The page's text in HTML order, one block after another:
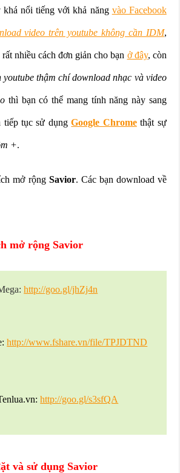
khá nổi tiếng với khả năng vào Facebook
video trên youtube không cần IDM,
nhiều cách đơn giản cho bạn ở đây, còn
thậm chí download nhạc và video
thì bạn có thể mang tính năng này sang
tiếp tục sử dụngGoogle Chromethật sự
+.
mở rộng Savior. Các bạn download về
mở rộng Savior
http://goo.gl/jhZj4n
http://www.fshare.vn/file/TPJDTND
http://goo.gl/s3sfQA
và sử dụng Savior